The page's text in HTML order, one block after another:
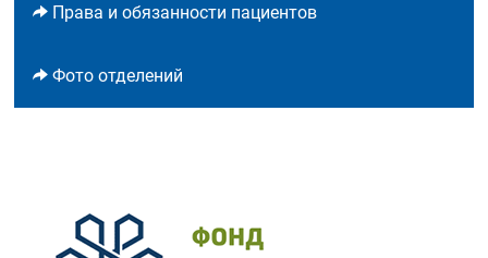
Права и обязанности пациентов
Фото отделений